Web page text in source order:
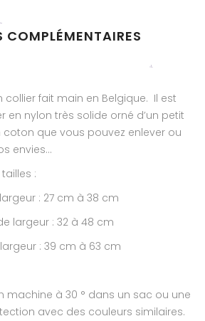
collier fait main en Belgique. Il est
en nylon très solide orné d’un petit
que vous pouvez enlever ou
envies…
:
: 27 cm à 38 cm
largeur : 32 à 48 cm
: 39 cm à 63 cm
machine à 30 ° dans un sac ou une
avec des couleurs similaires.